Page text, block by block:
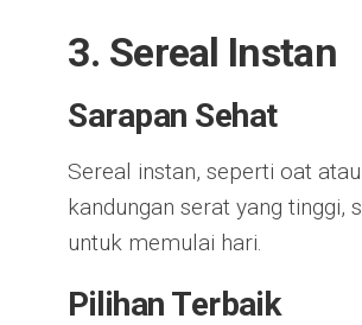
3. Sereal Instan
Sarapan Sehat
Sereal instan, seperti oat
kandungan serat yang tinggi,
untuk memulai hari.
Pilihan Terbaik